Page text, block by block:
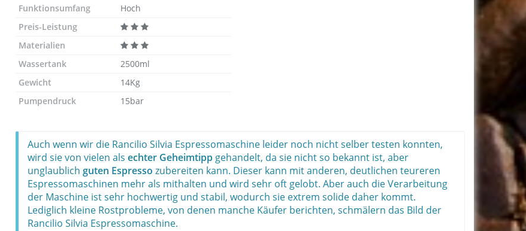
Funktionsumfang
Hoch
Preis-Leistung
Materialien
Wassertank
2500ml
Gewicht
14Kg
Pumpendruck
15bar
Auch wenn wir die Rancilio Silvia Espressomaschine leider noch nicht selber testen konnten,
wird sie von vielen als echter Geheimtipp gehandelt, da sie nicht so bekannt ist, aber
unglaublich guten Espresso zubereiten kann. Dieser kann mit anderen, deutlichen teureren
Espressomaschinen mehr als mithalten und wird sehr oft gelobt. Aber auch die Verarbeitung
der Maschine ist sehr hochwertig und stabil, wodurch sie extrem solide daher kommt.
Lediglich kleine Rostprobleme, von denen manche Käufer berichten, schmälern das Bild der
Rancilio Silvia Espressomaschine.